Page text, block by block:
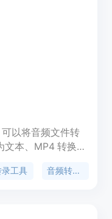
以将音频文件转
本、MP4 转换为
录工具 音频转文本